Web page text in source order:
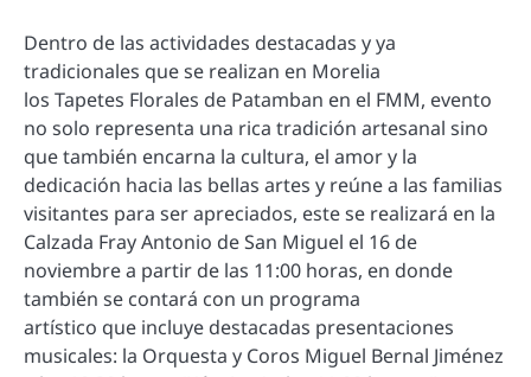
Dentro de las actividades destacadas y ya
tradicionales que se realizan en Morelia
los Tapetes Florales de Patamban en el FMM, evento
no solo representa una rica tradición artesanal sino
que también encarna la cultura, el amor y la
dedicación hacia las bellas artes y reúne a las familias
visitantes para ser apreciados, este se realizará en la
Calzada Fray Antonio de San Miguel el 16 de
noviembre a partir de las 11:00 horas, en donde
también se contará con un programa
artístico que incluye destacadas presentaciones
musicales: la Orquesta y Coros Miguel Bernal Jiménez